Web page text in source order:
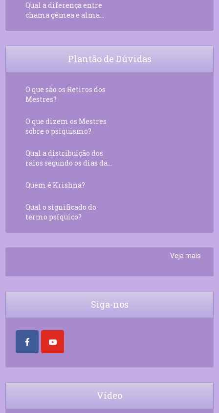
Qual a diferença entre
chama gêmea e alma...
Plantão de Dúvidas
O que são os Retiros dos
Mestres?
O que dizem os Mestres
sobre o psiquismo?
Qual a distribuição dos
raios segundo os dias da...
Quem é Krishna?
Qual o significado do
termo psíquico?
Veja mais
Siga-nos
Vídeo